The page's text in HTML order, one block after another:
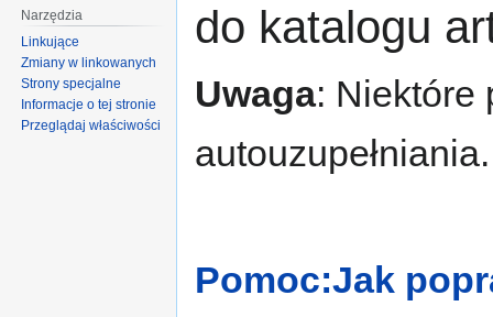
do katalogu
Uwaga: Niektóre
autouzupełniania.
Pomoc:Jak
Narzędzia
Linkujące
Zmiany w linkowanych
Strony specjalne
Informacje o tej stronie
Przeglądaj właściwości